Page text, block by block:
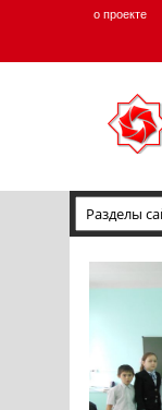
о проекте